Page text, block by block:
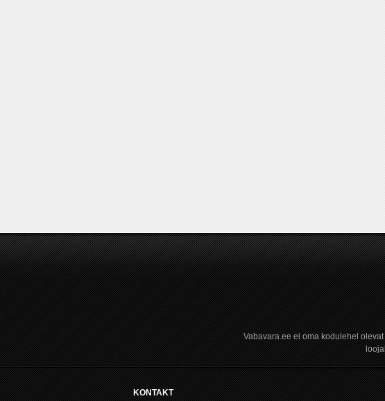
Vabavara.ee ei oma kodulehel
KONTAKT